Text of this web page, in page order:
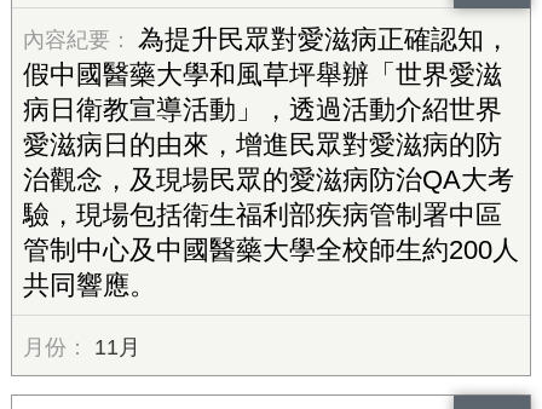
為提升民眾對愛滋病正確認知，
假中國醫藥大學和風草坪舉辦「世界愛滋
病日衛教宣導活動」，透過活動介紹世界
愛滋病日的由來，增進民眾對愛滋病的防
治觀念，及現場民眾的愛滋病防治QA大考
驗，現場包括衛生福利部疾病管制署中區
管制中心及中國醫藥大學全校師生約200人
共同響應。
11月